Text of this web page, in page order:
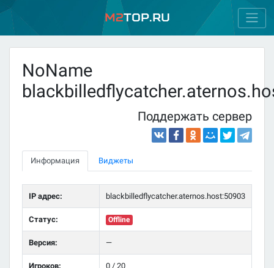
M2Top.ru
NoName
Поддержать сервер
Информация Виджеты
IP адрес: blackbilledflycatcher.aternos.host:50903
Статус: Offline
Версия: —
Игроков: 0 / 20